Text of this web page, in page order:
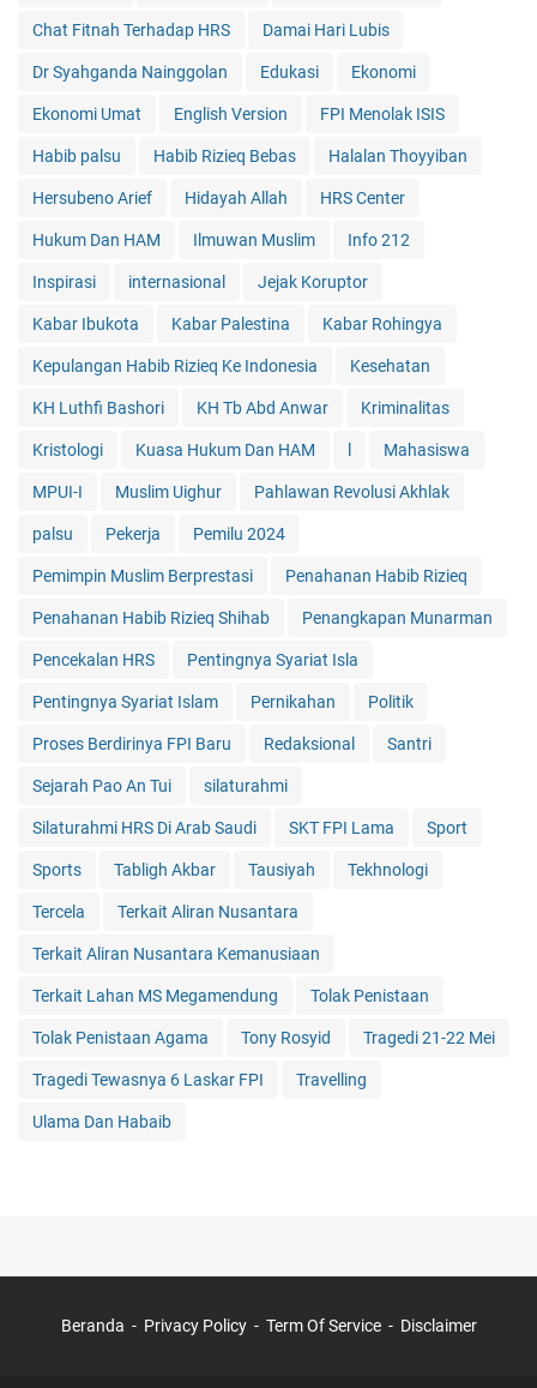
Chat Fitnah Terhadap HRS Damai Hari Lubis
Dr Syahganda Nainggolan Edukasi Ekonomi
Ekonomi Umat English Version FPI Menolak ISIS
Habib palsu Habib Rizieq Bebas Halalan Thoyyiban
Hersubeno Arief Hidayah Allah HRS Center
Hukum Dan HAM Ilmuwan Muslim Info 212
Inspirasi internasional Jejak Koruptor
Kabar Ibukota Kabar Palestina Kabar Rohingya
Kepulangan Habib Rizieq Ke Indonesia Kesehatan
KH Luthfi Bashori KH Tb Abd Anwar Kriminalitas
Kristologi Kuasa Hukum Dan HAM Mahasiswa
MPUI-I Muslim Uighur Pahlawan Revolusi Akhlak
palsu Pekerja Pemilu 2024
Pemimpin Muslim Berprestasi Penahanan Habib Rizieq
Penahanan Habib Rizieq Shihab Penangkapan Munarman
Pencekalan HRS Pentingnya Syariat Isla
Pentingnya Syariat Islam Pernikahan Politik
Proses Berdirinya FPI Baru Redaksional Santri
Sejarah Pao An Tui silaturahmi
Silaturahmi HRS Di Arab Saudi SKT FPI Lama Sport
Sports Tabligh Akbar Tausiyah Tekhnologi
Tercela Terkait Aliran Nusantara
Terkait Aliran Nusantara Kemanusiaan
Terkait Lahan MS Megamendung Tolak Penistaan
Tolak Penistaan Agama Tony Rosyid Tragedi 21-22 Mei
Tragedi Tewasnya 6 Laskar FPI Travelling
Ulama Dan Habaib
Beranda Privacy Policy Term Of Service Disclaimer